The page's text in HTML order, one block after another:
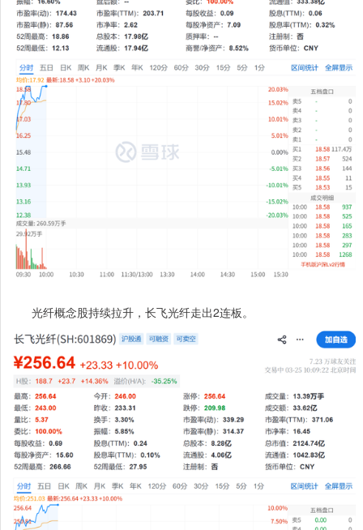
光纤概念股持续拉升，长飞光纤走出2连板。